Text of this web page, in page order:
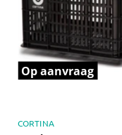
Op aanvraag
CORTINA